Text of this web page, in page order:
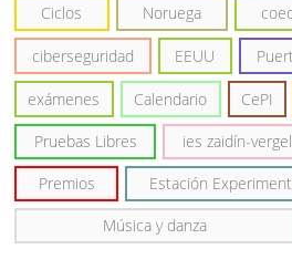
Ciclos Noruega
ciberseguridad EEUU
exámenes Calendario CePI
Pruebas Libres ies zaidín-
Premios Estación
Música y danza